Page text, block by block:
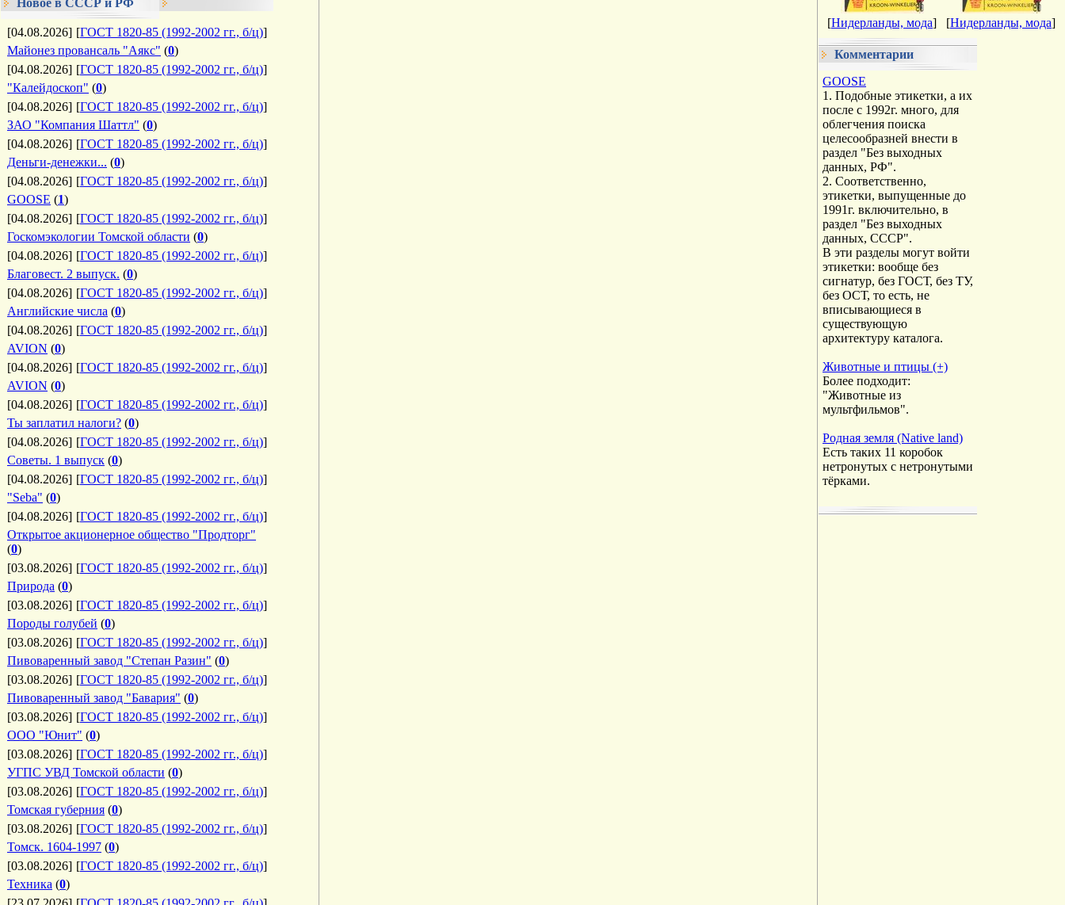
Новое в СССР и РФ
[04.08.2026] [ГОСТ 1820-85 (1992-2002 гг., б/ц)]
Майонез провансаль "Аякс" (0)
[04.08.2026] [ГОСТ 1820-85 (1992-2002 гг., б/ц)]
"Калейдоскоп" (0)
[04.08.2026] [ГОСТ 1820-85 (1992-2002 гг., б/ц)]
ЗАО "Компания Шаттл" (0)
[04.08.2026] [ГОСТ 1820-85 (1992-2002 гг., б/ц)]
Деньги-денежки... (0)
[04.08.2026] [ГОСТ 1820-85 (1992-2002 гг., б/ц)]
GOOSE (1)
[04.08.2026] [ГОСТ 1820-85 (1992-2002 гг., б/ц)]
Госкомэкологии Томской области (0)
[04.08.2026] [ГОСТ 1820-85 (1992-2002 гг., б/ц)]
Благовест. 2 выпуск. (0)
[04.08.2026] [ГОСТ 1820-85 (1992-2002 гг., б/ц)]
Английские числа (0)
[04.08.2026] [ГОСТ 1820-85 (1992-2002 гг., б/ц)]
AVION (0)
[04.08.2026] [ГОСТ 1820-85 (1992-2002 гг., б/ц)]
AVION (0)
[04.08.2026] [ГОСТ 1820-85 (1992-2002 гг., б/ц)]
Ты заплатил налоги? (0)
[04.08.2026] [ГОСТ 1820-85 (1992-2002 гг., б/ц)]
Советы. 1 выпуск (0)
[04.08.2026] [ГОСТ 1820-85 (1992-2002 гг., б/ц)]
"Seba" (0)
[04.08.2026] [ГОСТ 1820-85 (1992-2002 гг., б/ц)]
Открытое акционерное общество "Продторг"
(0)
[03.08.2026] [ГОСТ 1820-85 (1992-2002 гг., б/ц)]
Природа (0)
[03.08.2026] [ГОСТ 1820-85 (1992-2002 гг., б/ц)]
Породы голубей (0)
[03.08.2026] [ГОСТ 1820-85 (1992-2002 гг., б/ц)]
Пивоваренный завод "Степан Разин" (0)
[03.08.2026] [ГОСТ 1820-85 (1992-2002 гг., б/ц)]
Пивоваренный завод "Бавария" (0)
[03.08.2026] [ГОСТ 1820-85 (1992-2002 гг., б/ц)]
ООО "Юнит" (0)
[03.08.2026] [ГОСТ 1820-85 (1992-2002 гг., б/ц)]
УГПС УВД Томской области (0)
[03.08.2026] [ГОСТ 1820-85 (1992-2002 гг., б/ц)]
Томская губерния (0)
[03.08.2026] [ГОСТ 1820-85 (1992-2002 гг., б/ц)]
Томск. 1604-1997 (0)
[03.08.2026] [ГОСТ 1820-85 (1992-2002 гг., б/ц)]
Техника (0)
[Нидерланды, мода] [Нидерланды, мода]
Комментарии
GOOSE
1. Подобные этикетки, а их
после с 1992г. много, для
облегчения поиска
целесообразней внести в
раздел "Без выходных
данных, РФ".
2. Соответственно,
этикетки, выпущенные до
1991г. включительно, в
раздел "Без выходных
данных, СССР".
В эти разделы могут войти
этикетки: вообще без
сигнатур, без ГОСТ, без ТУ,
без ОСТ, то есть, не
вписывающиеся в
существующую
архитектуру каталога.
Животные и птицы (+)
Более подходит:
"Животные из
мультфильмов".
Родная земля (Native land)
Есть таких 11 коробок
нетронутых с нетронутыми
тёрками.